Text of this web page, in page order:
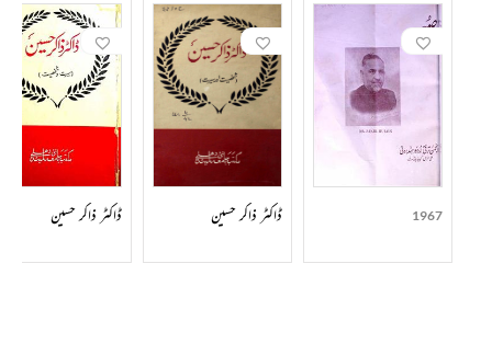
1967 ڈاکٹر ذاکر حسین ڈاکٹر ذاکر حسین